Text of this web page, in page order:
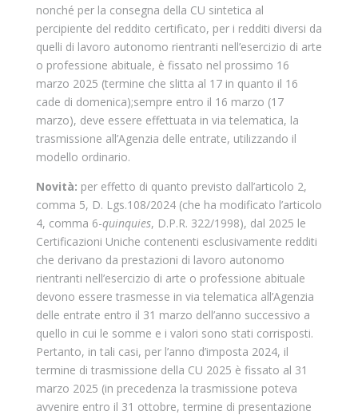
nonché per la consegna della CU sintetica al
percipiente del reddito certificato, per i redditi diversi da
quelli di lavoro autonomo rientranti nell’esercizio di arte
o professione abituale, è fissato nel prossimo 16
marzo 2025 (termine che slitta al 17 in quanto il 16
cade di domenica);sempre entro il 16 marzo (17
marzo), deve essere effettuata in via telematica, la
trasmissione all’Agenzia delle entrate, utilizzando il
modello ordinario.
Novità: per effetto di quanto previsto dall’articolo 2,
comma 5, D. Lgs.108/2024 (che ha modificato l’articolo
4, comma 6-quinquies, D.P.R. 322/1998), dal 2025 le
Certificazioni Uniche contenenti esclusivamente redditi
che derivano da prestazioni di lavoro autonomo
rientranti nell’esercizio di arte o professione abituale
devono essere trasmesse in via telematica all’Agenzia
delle entrate entro il 31 marzo dell’anno successivo a
quello in cui le somme e i valori sono stati corrisposti.
Pertanto, in tali casi, per l’anno d’imposta 2024, il
termine di trasmissione della CU 2025 è fissato al 31
marzo 2025 (in precedenza la trasmissione poteva
avvenire entro il 31 ottobre, termine di presentazione